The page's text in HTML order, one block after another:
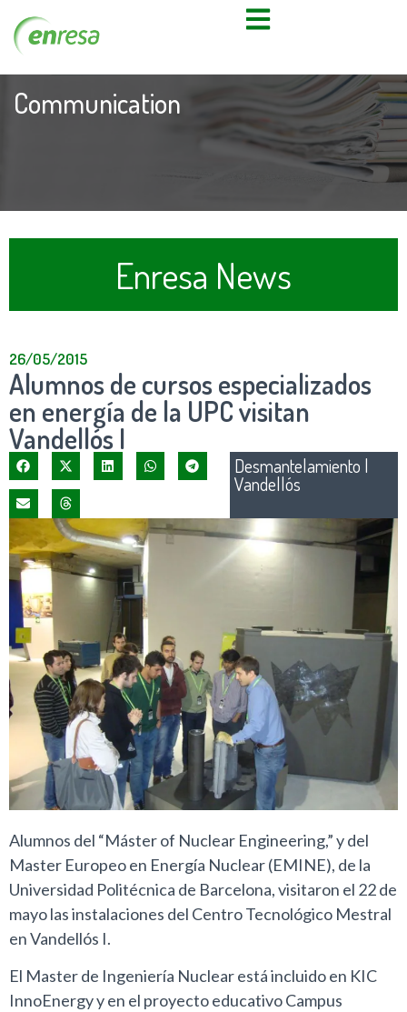
Communication
Enresa News
26/05/2015
Alumnos de cursos especializados
en energía de la UPC visitan
Vandellós I
Desmantelamiento |
Vandellós
Alumnos del “Máster of Nuclear Engineering,” y del
Master Europeo en Energía Nuclear (EMINE), de la
Universidad Politécnica de Barcelona, visitaron el 22 de
mayo las instalaciones del Centro Tecnológico Mestral
en Vandellós I.
El Master de Ingeniería Nuclear está incluido en KIC
InnoEnergy y en el proyecto educativo Campus